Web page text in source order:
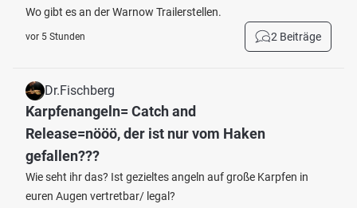
Wo gibt es an der Warnow Trailerstellen.
vor 5 Stunden 2 Beiträge
Dr.Fischberg
Karpfenangeln= Catch and
Release=nööö, der ist nur vom Haken
gefallen???
Wie seht ihr das? Ist gezieltes angeln auf große Karpfen in
euren Augen vertretbar/ legal?